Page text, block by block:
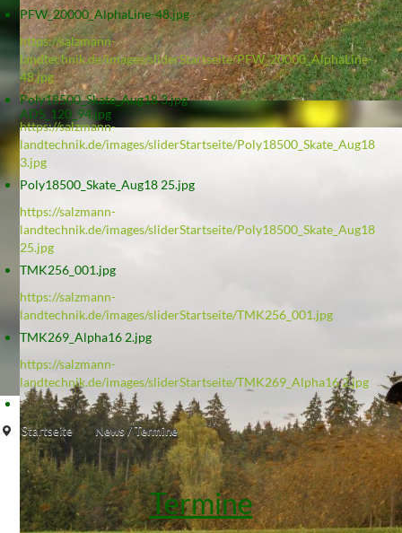
ADS_120_94.jpg
PFW_20000_AlphaLine-48.jpg
https://salzmann-
landtechnik.de/images/sliderStartseite/PFW_20000_AlphaLine-
48.jpg
Poly18500_Skate_Aug18 3.jpg
https://salzmann-
landtechnik.de/images/sliderStartseite/Poly18500_Skate_Aug18
3.jpg
Poly18500_Skate_Aug18 25.jpg
https://salzmann-
landtechnik.de/images/sliderStartseite/Poly18500_Skate_Aug18
25.jpg
TMK256_001.jpg
https://salzmann-
landtechnik.de/images/sliderStartseite/TMK256_001.jpg
TMK269_Alpha16 2.jpg
https://salzmann-
landtechnik.de/images/sliderStartseite/TMK269_Alpha16 2.jpg
Startseite News / Termine
Termine